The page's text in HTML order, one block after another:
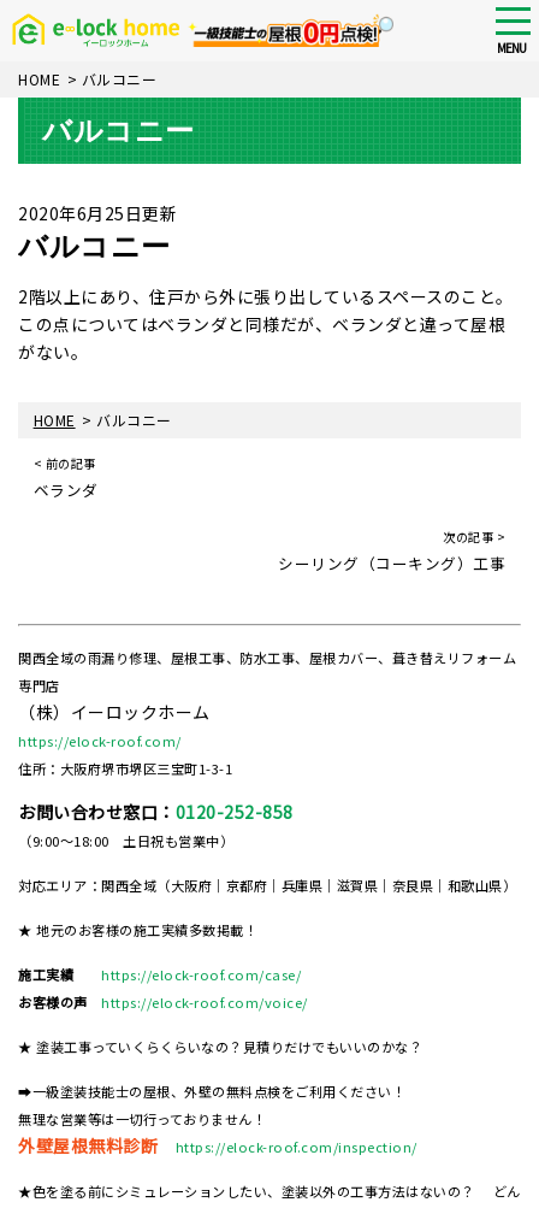
Skip
content
MENU
HOME > バルコニー
バルコニー
2020年6月25日更新
バルコニー
2階以上にあり、住戸から外に張り出しているスペースのこと。
この点についてはベランダと同様だが、ベランダと違って屋根
がない。
HOME > バルコニー
< 前の記事
ベランダ
次の記事 >
シーリング（コーキング）工事
関西全域の雨漏り修理、屋根工事、防水工事、屋根カバー、葺き替えリフォーム
専門店
（株）イーロックホーム
https://elock-roof.com/
住所：大阪府堺市堺区三宝町1-3-1
お問い合わせ窓口： 0120-252-858
（9:00～18:00 土日祝も営業中）
対応エリア：関西全域（大阪府｜京都府｜兵庫県｜滋賀県｜奈良県｜和歌山県）
★ 地元のお客様の施工実績多数掲載！
施工実績
https://elock-roof.com/case/
お客様の声
https://elock-roof.com/voice/
★ 塗装工事っていくらくらいなの？見積りだけでもいいのかな？
➡一級塗装技能士の屋根、外壁の無料点検をご利用ください！
無理な営業等は一切行っておりません！
外壁屋根無料診断 https://elock-roof.com/inspection/
★色を塗る前にシミュレーションしたい、塗装以外の工事方法はないの？ どん